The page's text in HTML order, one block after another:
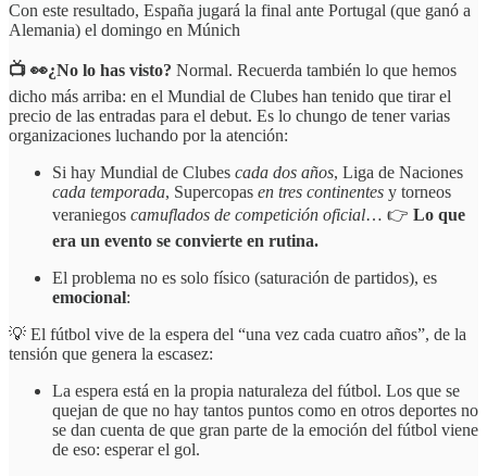
Con este resultado, España jugará la final ante Portugal (que ganó a
Alemania) el domingo en Múnich
📺 👀¿No lo has visto? Normal. Recuerda también lo que hemos
dicho más arriba: en el Mundial de Clubes han tenido que tirar el
precio de las entradas para el debut. Es lo chungo de tener varias
organizaciones luchando por la atención:
Si hay Mundial de Clubes cada dos años, Liga de Naciones
cada temporada, Supercopas en tres continentes y torneos
veraniegos camuflados de competición oficial… 👉 Lo que
era un evento se convierte en rutina.
El problema no es solo físico (saturación de partidos), es
emocional:
💡 El fútbol vive de la espera del “una vez cada cuatro años”, de la
tensión que genera la escasez:
La espera está en la propia naturaleza del fútbol. Los que se
quejan de que no hay tantos puntos como en otros deportes no
se dan cuenta de que gran parte de la emoción del fútbol viene
de eso: esperar el gol.